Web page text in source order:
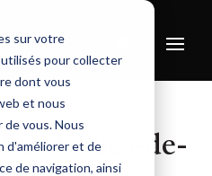
sur votre
pour collecter
dont vous
et nous
vous. Nous
d'améliorer et de
de navigation, ainsi
bribes-de-